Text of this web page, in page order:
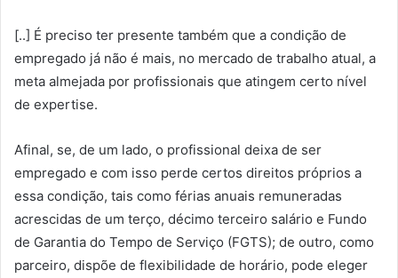
[..] É preciso ter presente também que a condição de
empregado já não é mais, no mercado de trabalho atual, a
meta almejada por profissionais que atingem certo nível
de expertise.
Afinal, se, de um lado, o profissional deixa de ser
empregado e com isso perde certos direitos próprios a
essa condição, tais como férias anuais remuneradas
acrescidas de um terço, décimo terceiro salário e Fundo
de Garantia do Tempo de Serviço (FGTS); de outro, como
parceiro, dispõe de flexibilidade de horário, pode eleger